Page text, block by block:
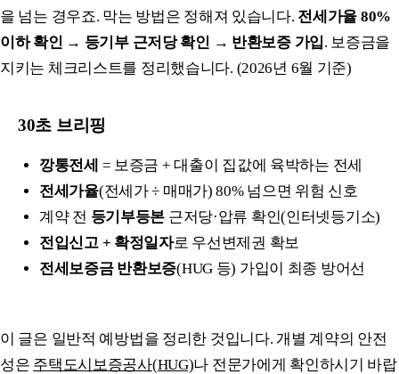
을 넘는 경우죠. 막는 방법은 정해져 있습니다. 전세가율 80%
이하 확인 → 등기부 근저당 확인 → 반환보증 가입. 보증금을
지키는 체크리스트를 정리했습니다. (2026년 6월 기준)
30초 브리핑
깡통전세 = 보증금 + 대출이 집값에 육박하는 전세
전세가율(전세가 ÷ 매매가) 80% 넘으면 위험 신호
계약 전 등기부등본 근저당·압류 확인(인터넷등기소)
전입신고 + 확정일자로 우선변제권 확보
전세보증금 반환보증(HUG 등) 가입이 최종 방어선
이 글은 일반적 예방법을 정리한 것입니다. 개별 계약의 안전
성은 주택도시보증공사(HUG)나 전문가에게 확인하시기 바랍